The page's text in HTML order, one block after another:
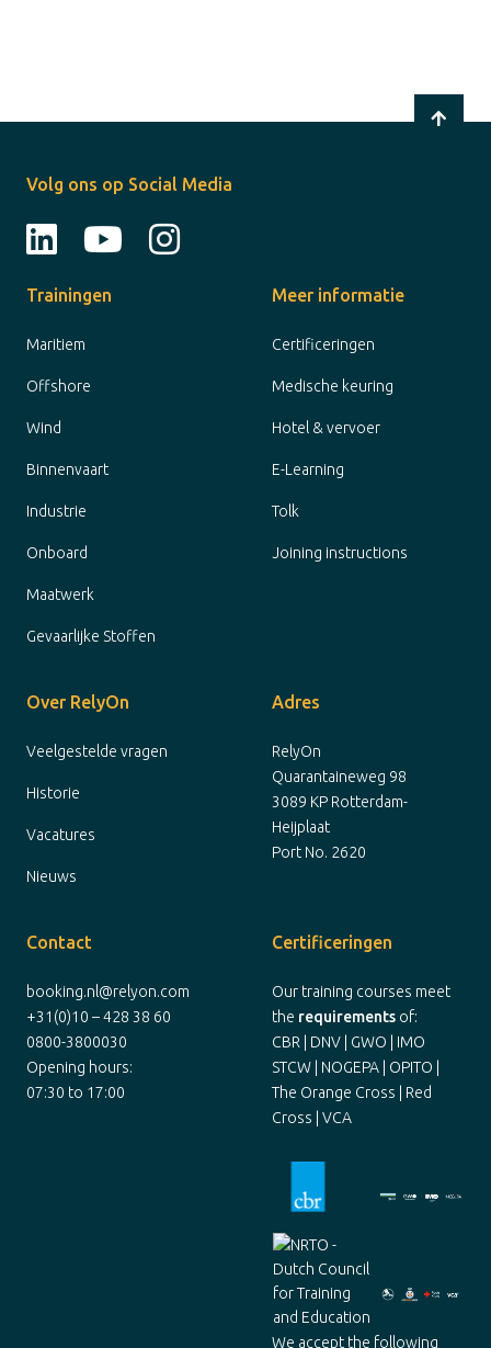
Volg ons op Social Media
Trainingen
Maritiem
Offshore
Wind
Binnenvaart
Industrie
Onboard
Maatwerk
Gevaarlijke Stoffen
Meer informatie
Certificeringen
Medische keuring
Hotel & vervoer
E-Learning
Tolk
Joining instructions
Over RelyOn
Veelgestelde vragen
Historie
Vacatures
Nieuws
Adres
RelyOn
Quarantaineweg 98
3089 KP Rotterdam-
Heijplaat
Port No. 2620
Contact
booking.nl@relyon.com
+31(0)10 – 428 38 60
0800-3800030
Opening hours:
07:30 to 17:00
Certificeringen
Our training courses meet
the requirements of:
CBR | DNV | GWO | IMO
STCW | NOGEPA | OPITO |
The Orange Cross | Red
Cross | VCA
We accept the following